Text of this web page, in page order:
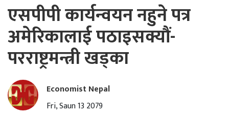
एसपीपी कार्यन्वयन नहुने पत्र
अमेरिकालाई पठाइसक्यौं-
परराष्ट्रमन्त्री खड्का
Economist Nepal
Fri, Saun 13 2079